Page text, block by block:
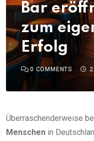
Bar
zum
Erfolg
0 COMMENTS
Überraschenderweise
Menschen in